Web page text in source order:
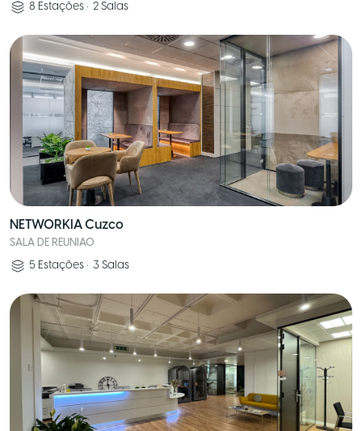
8 Estações • 2 Salas
NETWORKIA Cuzco
SALA DE REUNIAO
5 Estações • 3 Salas